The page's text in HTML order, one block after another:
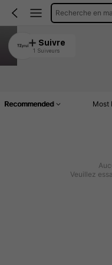
Recherche en
TZyrui
5.00
Suivre
1 Suiveurs
Recommended Most
Veuillez